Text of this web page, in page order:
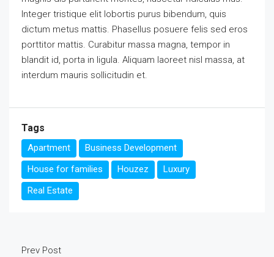
Integer tristique elit lobortis purus bibendum, quis
dictum metus mattis. Phasellus posuere felis sed eros
porttitor mattis. Curabitur massa magna, tempor in
blandit id, porta in ligula. Aliquam laoreet nisl massa, at
interdum mauris sollicitudin et.
Tags
Apartment
Business Development
House for families
Houzez
Luxury
Real Estate
Prev Post